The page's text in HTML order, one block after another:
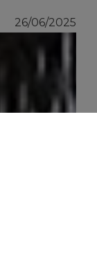
26/06/2025